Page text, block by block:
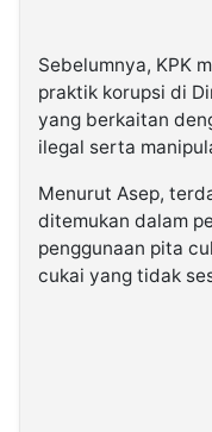
Sebelumnya, KPK
praktik korupsi di
yang berkaitan
ilegal serta
Menurut Asep,
ditemukan dalam
penggunaan pita
cukai yang tidak